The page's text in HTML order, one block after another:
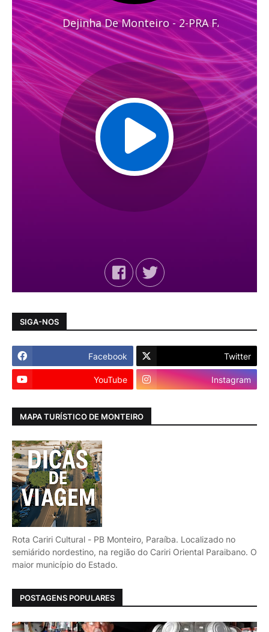
SIGA-NOS
Facebook Twitter
YouTube Instagram
MAPA TURÍSTICO DE MONTEIRO
Rota Cariri Cultural - PB Monteiro, Paraíba. Localizado no
semiárido nordestino, na região do Cariri Oriental Paraibano. O
maior município do Estado.
POSTAGENS POPULARES